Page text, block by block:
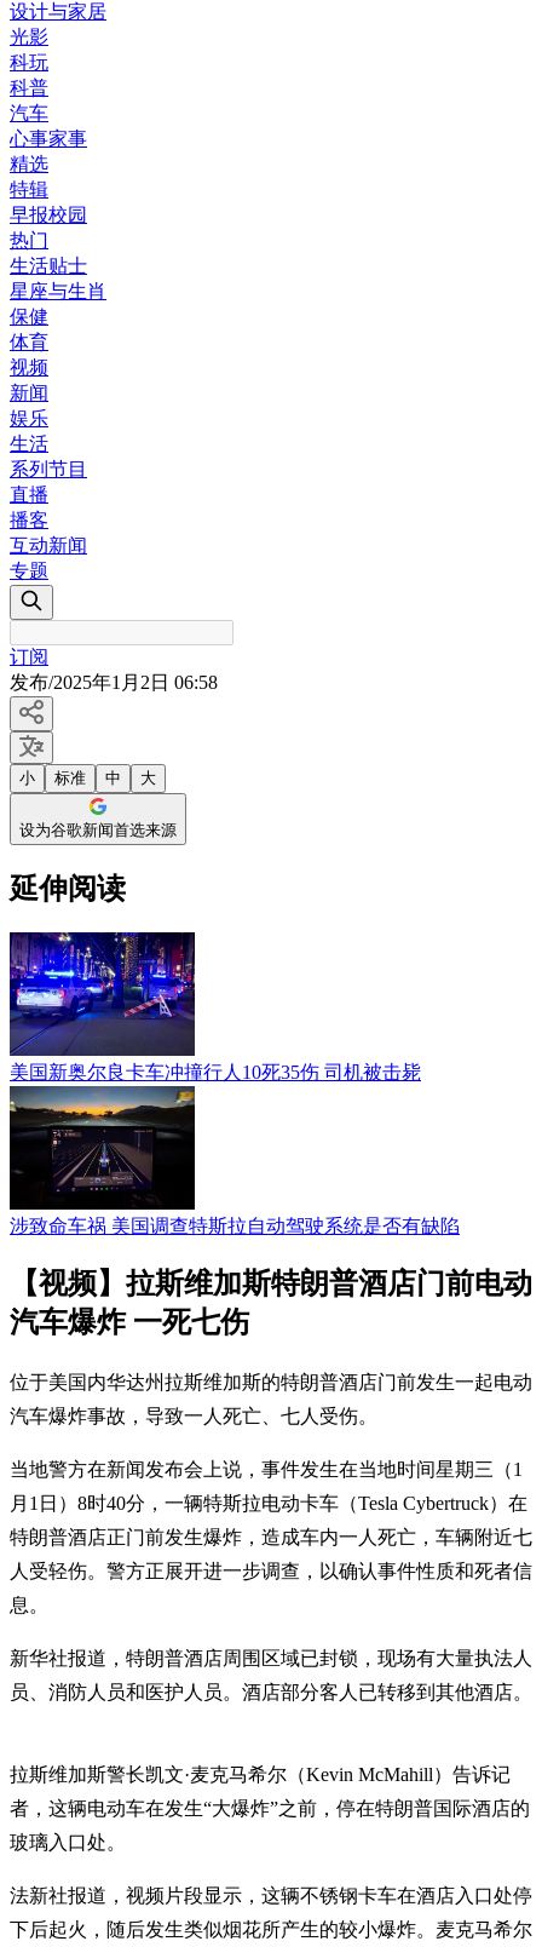
设计与家居
光影
科玩
科普
汽车
心事家事
精选
特辑
早报校园
热门
生活贴士
星座与生肖
保健
体育
视频
新闻
娱乐
生活
系列节目
直播
播客
互动新闻
专题
订阅
发布/2025年1月2日 06:58
小 标准 中 大
设为谷歌新闻首选来源
延伸阅读
美国新奥尔良卡车冲撞行人10死35伤 司机被击毙
涉致命车祸 美国调查特斯拉自动驾驶系统是否有缺陷
【视频】拉斯维加斯特朗普酒店门前电动
汽车爆炸 一死七伤
位于美国内华达州拉斯维加斯的特朗普酒店门前发生一起电动
汽车爆炸事故，导致一人死亡、七人受伤。
当地警方在新闻发布会上说，事件发生在当地时间星期三（1
月1日）8时40分，一辆特斯拉电动卡车（Tesla Cybertruck）在
特朗普酒店正门前发生爆炸，造成车内一人死亡，车辆附近七
人受轻伤。警方正展开进一步调查，以确认事件性质和死者信
息。
新华社报道，特朗普酒店周围区域已封锁，现场有大量执法人
员、消防人员和医护人员。酒店部分客人已转移到其他酒店。
拉斯维加斯警长凯文·麦克马希尔（Kevin McMahill）告诉记
者，这辆电动车在发生“大爆炸”之前，停在特朗普国际酒店的
玻璃入口处。
法新社报道，视频片段显示，这辆不锈钢卡车在酒店入口处停
下后起火，随后发生类似烟花所产生的较小爆炸。麦克马希尔